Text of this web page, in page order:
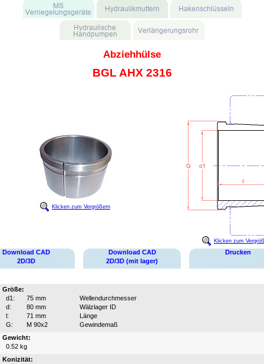
Abziehhülse
BGL AHX 2316
Klicken zum Vergrößern
Klicken zum
Download CAD
2D/3D
Download CAD
2D/3D (mit lager)
Drucken
Größe:
d1:
75 mm
Wellendurchmesser
d:
80 mm
Wälzlager ID
l:
71 mm
Länge
G:
M 90x2
Gewindemaß
Gewicht:
0.52 kg
Konizität: